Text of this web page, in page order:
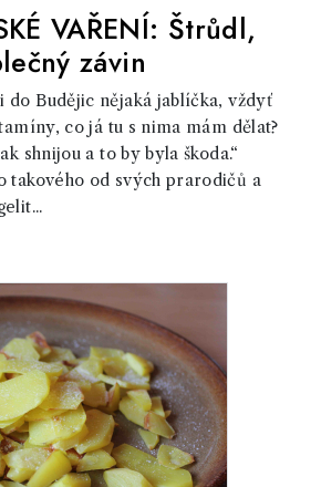
VAŘENÍ: Štrůdl,
závin
do Budějic nějaká jablíčka, vždyť
co já tu s nima mám dělat?
shnijou a to by byla škoda.“
takového od svých prarodičů a